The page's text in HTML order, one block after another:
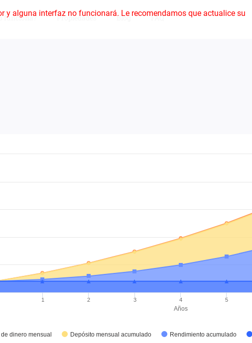
y alguna interfaz no funcionará. Le recomendamos que actualice su
funciona? Propiedades Blog FAQ
Años
de dinero mensual Depósito mensual acumulado Rendimiento acumulado
1 2 3 4 5